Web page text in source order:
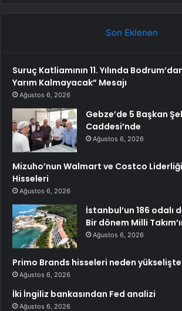
Son Eklenen
Suruç Katliamının 11. Yılında
Yarım Kalmayacak” Mesajı
Ağustos 6, 2026
Gebze’de 5 Başkan
Caddesi’nde
Ağustos 6, 2026
Mizuho’nun Walmart ve Costco
Hisseleri
Ağustos 6, 2026
İstanbul’un 186 odalı
Bir dönem Milli
Ağustos 6, 2026
Primo Brands hisseleri neden
Ağustos 6, 2026
İki İngiliz bankasından Fed analizi
Ağustos 6, 2026